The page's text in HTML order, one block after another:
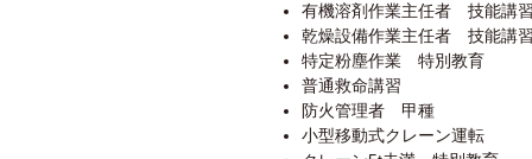
有機溶剤作業主任者 技能講
乾燥設備作業主任者 技能講
特定粉塵作業 特別教育
普通救命講習
防火管理者 甲種
小型移動式クレーン運転